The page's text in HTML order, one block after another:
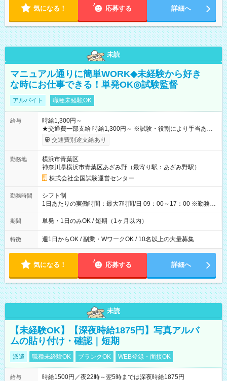
気になる！ 応募する 詳細へ
未読
マニュアル通りに簡単WORK◆未経験から好き
な時にお仕事できる！単発OK◎試験監督
アルバイト 職種未経験OK
給与
時給1,300円～
★交通費一部支給 時給1,300円～ ※試験・役割により手当あり
※勤務回数により昇給あり 【即給（前払い）オプションあ
り！】 希望される場合、勤務から1週間ほどで給与の一部を受け
例】 ・河合塾模擬試験 8:30～17:30（休憩1時間） 時給1,300円
×8時間＝日収10,400円＋交通費 ※当日の役割により時給＋100
円の場合あり ・国家試験 7:00～13:30（休憩なし） 時給1,300
円（役割手当＋100円）×6時間＝日収8,400円＋交通費 【試用期
間】試用期間なし
交通費別途支給あり
勤務地
横浜市青葉区
神奈川県横浜市青葉区あざみ野（最寄り駅：あざみ野駅）
株式会社全国試験運営センター
勤務時間
シフト制
1日あたりの実働時間：最大7時間/日 09：00～17：00 ※勤務時
間は 試験により異なります。
期間 単発・1日のみOK / 短期（1ヶ月以内）
特徴 週1日からOK / 副業・WワークOK / 10名以上の大量募集
気になる！ 応募する 詳細へ
未読
【未経験OK】【深夜時給1875円】写真アルバ
ムの貼り付け・確認｜短期
派遣 職種未経験OK ブランクOK WEB登録・面接OK
給与 時給1500円／夜22時～翌5時までは深夜時給1875円